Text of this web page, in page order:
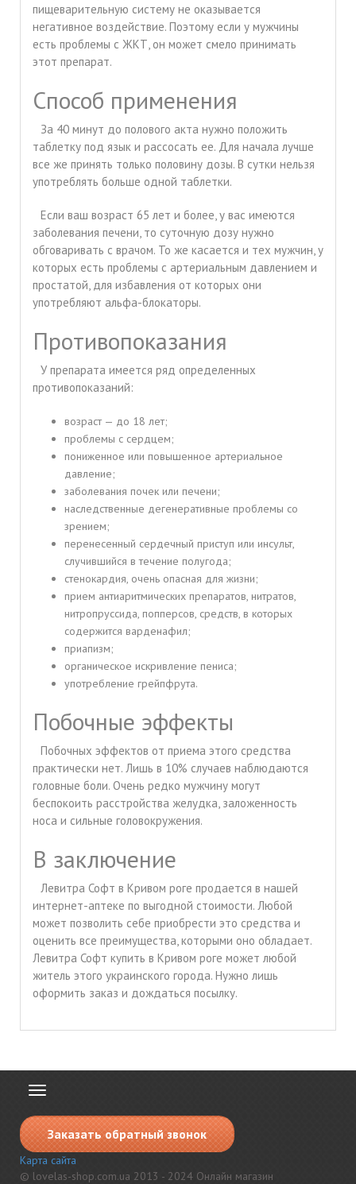
пищеварительную систему не оказывается
негативное воздействие. Поэтому если у мужчины
есть проблемы с ЖКТ, он может смело принимать
этот препарат.
Способ применения
За 40 минут до полового акта нужно положить
таблетку под язык и рассосать ее. Для начала лучше
все же принять только половину дозы. В сутки нельзя
употреблять больше одной таблетки.
Если ваш возраст 65 лет и более, у вас имеются
заболевания печени, то суточную дозу нужно
обговаривать с врачом. То же касается и тех мужчин, у
которых есть проблемы с артериальным давлением и
простатой, для избавления от которых они
употребляют альфа-блокаторы.
Противопоказания
У препарата имеется ряд определенных
противопоказаний:
возраст — до 18 лет;
проблемы с сердцем;
пониженное или повышенное артериальное
давление;
заболевания почек или печени;
наследственные дегенеративные проблемы со
зрением;
перенесенный сердечный приступ или инсульт,
случившийся в течение полугода;
стенокардия, очень опасная для жизни;
прием антиаритмических препаратов, нитратов,
нитропруссида, попперсов, средств, в которых
содержится варденафил;
приапизм;
органическое искривление пениса;
употребление грейпфрута.
Побочные эффекты
Побочных эффектов от приема этого средства
практически нет. Лишь в 10% случаев наблюдаются
головные боли. Очень редко мужчину могут
беспокоить расстройства желудка, заложенность
носа и сильные головокружения.
В заключение
Левитра Софт в Кривом роге продается в нашей
интернет-аптеке по выгодной стоимости. Любой
может позволить себе приобрести это средства и
оценить все преимущества, которыми оно обладает.
Левитра Софт купить в Кривом роге может любой
житель этого украинского города. Нужно лишь
оформить заказ и дождаться посылку.
Toggle
Заказать обратный звонок
Карта сайта
© lovelas-shop.com.ua 2013 - 2024 Онлайн магазин